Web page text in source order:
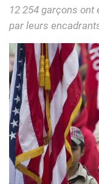
12 254 garçons
par leurs